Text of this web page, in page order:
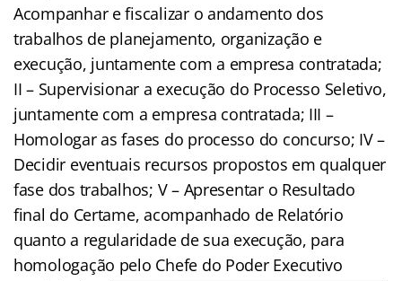
Acompanhar e fiscalizar o andamento dos
trabalhos de planejamento, organização e
execução, juntamente com a empresa contratada;
II – Supervisionar a execução do Processo Seletivo,
juntamente com a empresa contratada; III –
Homologar as fases do processo do concurso; IV –
Decidir eventuais recursos propostos em qualquer
fase dos trabalhos; V – Apresentar o Resultado
final do Certame, acompanhado de Relatório
quanto a regularidade de sua execução, para
homologação pelo Chefe do Poder Executivo